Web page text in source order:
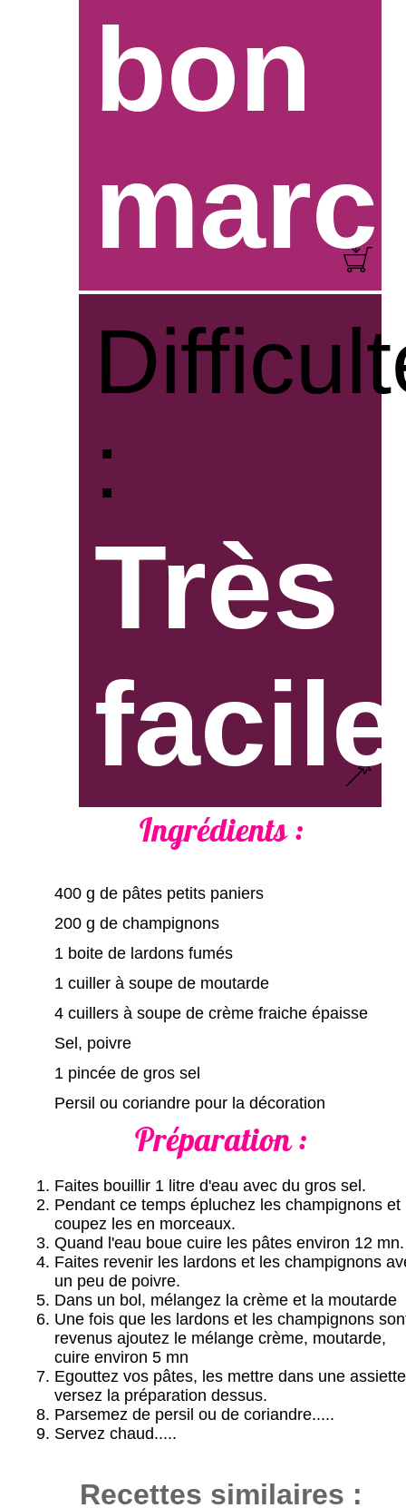
bon
:
Très
facile
Ingrédients :
400 g de pâtes petits paniers
200 g de champignons
1 boite de lardons fumés
1 cuiller à soupe de moutarde
4 cuillers à soupe de crème fraiche épaisse
Sel, poivre
1 pincée de gros sel
Persil ou coriandre pour la décoration
Préparation :
Faites bouillir 1 litre d'eau avec du gros sel.
Pendant ce temps épluchez les champignons et
coupez les en morceaux.
Quand l'eau boue cuire les pâtes environ 12 mn.
Faites revenir les lardons et les champignons
un peu de poivre.
Dans un bol, mélangez la crème et la moutarde
Une fois que les lardons et les champignons
revenus ajoutez le mélange crème, moutarde,
cuire environ 5 mn
Egouttez vos pâtes, les mettre dans une
versez la préparation dessus.
Parsemez de persil ou de coriandre.....
Servez chaud.....
Recettes similaires :